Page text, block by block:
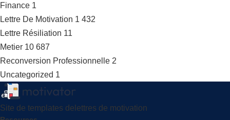
Finance 1
Lettre De Motivation 1 432
Lettre Résiliation 11
Metier 10 687
Reconversion Professionnelle 2
Uncategorized 1
Site de templates delettres de motivation